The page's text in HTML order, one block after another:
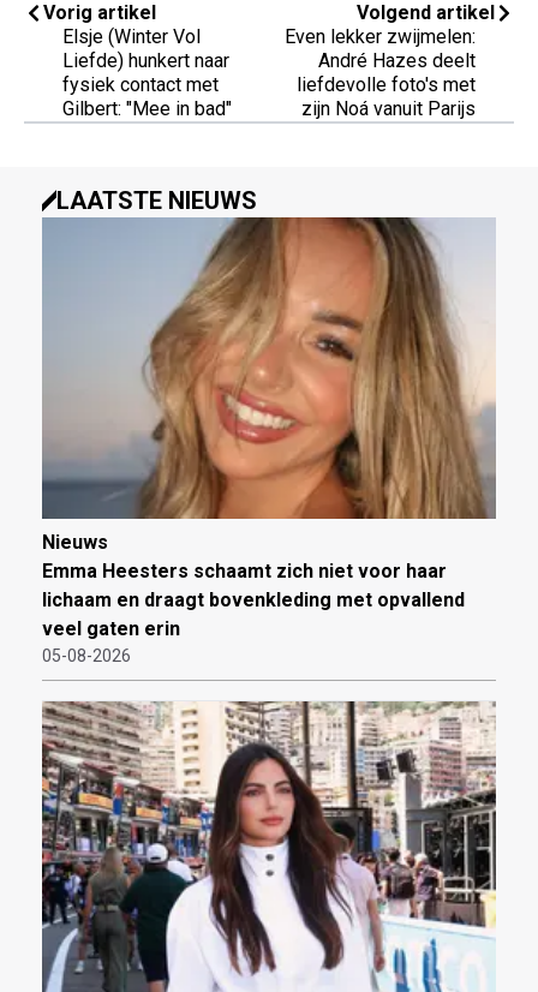
Vorig artikel
Elsje (Winter Vol
Liefde) hunkert naar
fysiek contact met
Gilbert: "Mee in bad"
Volgend artikel
Even lekker zwijmelen:
André Hazes deelt
liefdevolle foto's met
zijn Noá vanuit Parijs
LAATSTE NIEUWS
Nieuws
Emma Heesters schaamt zich niet voor haar
lichaam en draagt bovenkleding met opvallend
veel gaten erin
05-08-2026